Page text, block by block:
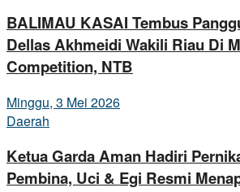
BALIMAU KASAI Tembus
Dellas Akhmeidi Wakili Riau Di
Competition, NTB
Minggu, 3 Mei 2026
Daerah
Ketua Garda Aman Hadiri
Pembina, Uci & Egi Resmi